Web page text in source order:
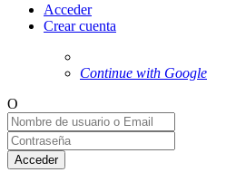
Acceder
Crear cuenta
Continue with Google
O
Acceder